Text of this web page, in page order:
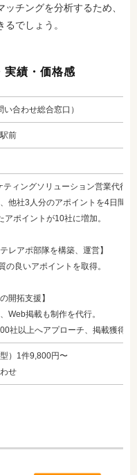
チングを分析するため、
でしょう。
績・価格感
合わせ総合窓口）
前
ティングソリューション営業代行】
他社3人分のアポイントを4日間で
アポイントが10社に増加。
レアポ部隊を構築、運営】
良いアポイントを取得。
開拓支援】
Web掲載も制作を代行。
社以上へアプローチ、掲載獲得
）1件9,800円〜
せ